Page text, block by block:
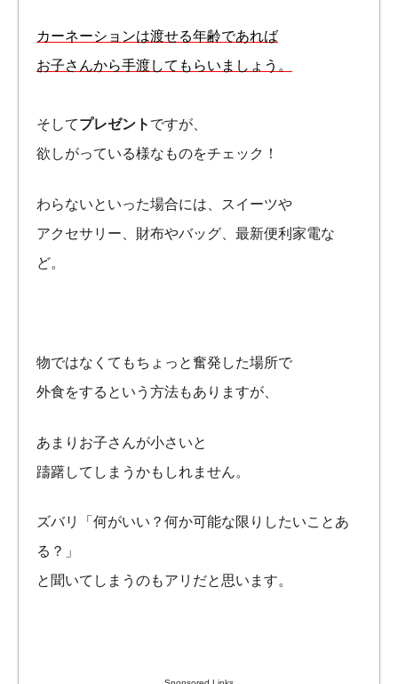
カーネーションは渡せる年齢であれば
お子さんから手渡してもらいましょう。
そしてプレゼント ですが、
欲しがっている様なものをチェック！
わらないといった場合には、スイーツや
アクセサリー、財布やバッグ、最新便利家電な
ど。
物ではなくてもちょっと奮発した場所で
外食をするという方法もありますが、
あまりお子さんが小さいと
躊躇してしまうかもしれません。
ズバリ「何がいい？何か可能な限りしたいことあ
る？」
と聞いてしまうのもアリだと思います。